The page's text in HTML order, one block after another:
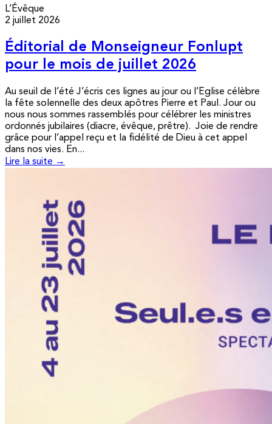
L’Évêque
2 juillet 2026
Éditorial de Monseigneur Fonlupt
pour le mois de juillet 2026
Au seuil de l’été J’écris ces lignes au jour ou l’Eglise célèbre
la fête solennelle des deux apôtres Pierre et Paul. Jour ou
nous nous sommes rassemblés pour célébrer les ministres
ordonnés jubilaires (diacre, évêque, prêtre). Joie de rendre
grâce pour l’appel reçu et la fidélité de Dieu à cet appel
dans nos vies. En...
Lire la suite →